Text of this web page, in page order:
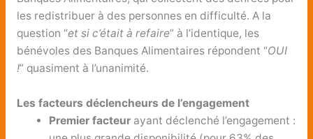
les redistribuer à des personnes en difficulté. A la
question “et si c’était à refaire” à l’identique, les
bénévoles des Banques Alimentaires répondent “OUI
!” quasiment à l’unanimité.
Les facteurs déclencheurs de l’engagement
Premier facteur ayant déclenché l’engagement :